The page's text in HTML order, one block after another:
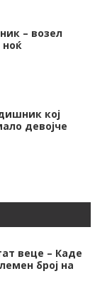
– возел
ноќ
кој
девојче
веце – Каде
број на